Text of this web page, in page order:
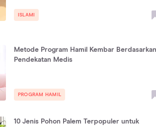
ISLAMI
Metode Program Hamil Kembar Berdasarkan
Pendekatan Medis
PROGRAM HAMIL
10 Jenis Pohon Palem Terpopuler untuk